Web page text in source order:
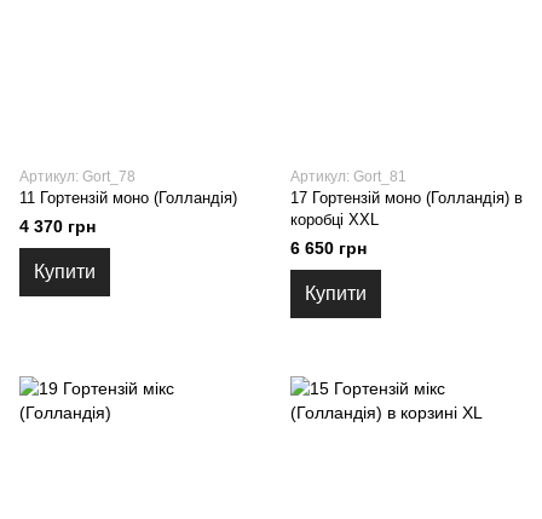
Артикул: Gort_78
11 Гортензій моно (Голландія)
4 370 грн
Купити
Артикул: Gort_81
17 Гортензій моно (Голландія) в
коробці XXL
6 650 грн
Купити